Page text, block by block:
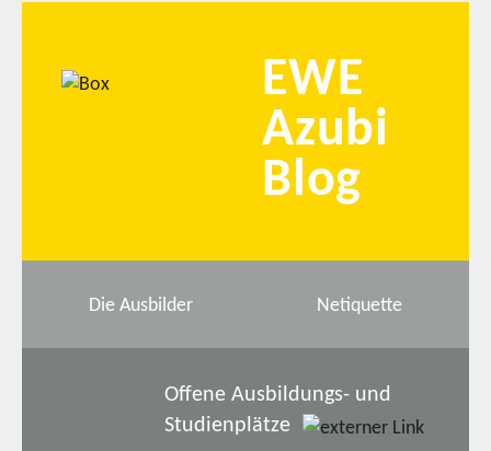
EWE
Azubi
Blog
Die Ausbilder Netiquette
Offene Ausbildungs- und
Studienplätze